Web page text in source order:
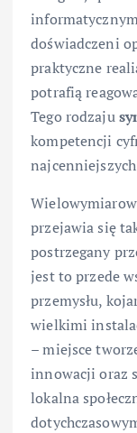
doświadczeni
praktyczne
potrafią
Tego rodzaju
kompetencji
przejawia się
postrzegany
jest to przede
przemysłu,
wielkimi
– miejsce
innowacji oraz
lokalna